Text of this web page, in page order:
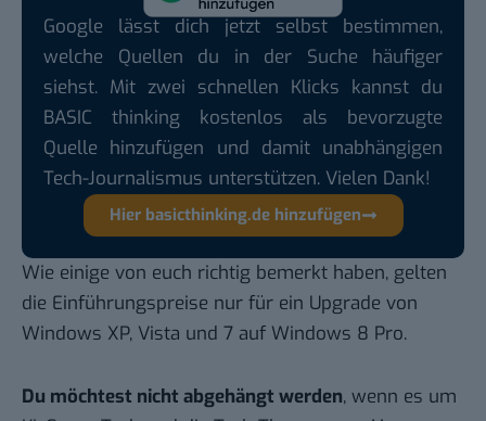
Google lässt dich jetzt selbst bestimmen,
welche Quellen du in der Suche häufiger
siehst. Mit zwei schnellen Klicks kannst du
BASIC thinking kostenlos als bevorzugte
Quelle hinzufügen und damit unabhängigen
Tech-Journalismus unterstützen. Vielen Dank!
Hier basicthinking.de hinzufügen
Wie einige von euch richtig bemerkt haben, gelten
die Einführungspreise nur für ein Upgrade von
Windows XP, Vista und 7 auf Windows 8 Pro.
Du möchtest nicht abgehängt werden, wenn es um